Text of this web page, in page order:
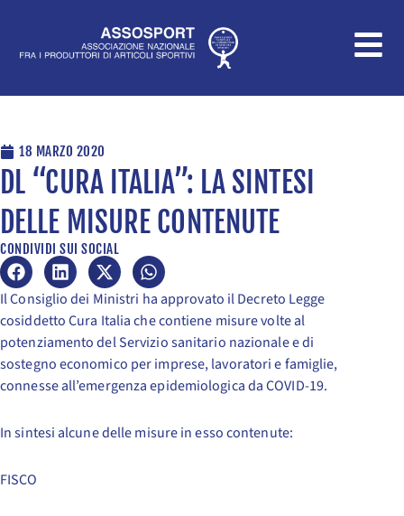
contenuto
18 MARZO 2020
DL “CURA ITALIA”: LA SINTESI
DELLE MISURE CONTENUTE
CONDIVIDI SUI SOCIAL
Il Consiglio dei Ministri ha approvato il Decreto Legge
cosiddetto Cura Italia che contiene misure volte al
potenziamento del Servizio sanitario nazionale e di
sostegno economico per imprese, lavoratori e famiglie,
connesse all’emergenza epidemiologica da COVID-19.
In sintesi alcune delle misure in esso contenute:
FISCO